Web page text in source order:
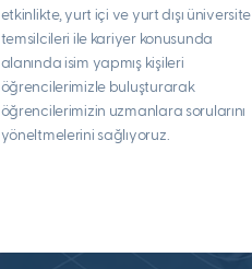
etkinlikte, yurt içi ve yurt dışı üniversite
temsilcileri ile kariyer konusunda
alanında isim yapmış kişileri
öğrencilerimizle buluşturarak
öğrencilerimizin uzmanlara sorularını
yöneltmelerini sağlıyoruz.